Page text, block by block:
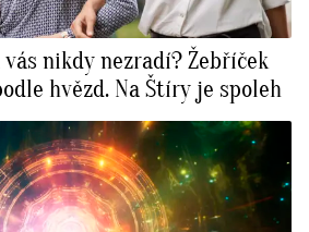
nikdy nezradí? Žebříček
hvězd. Na Štíry je spoleh